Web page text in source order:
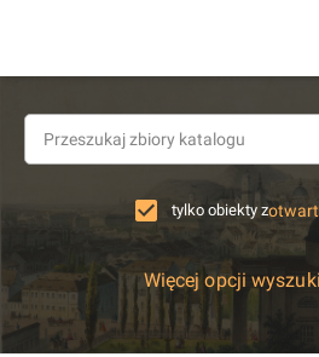
tylko obiekty z
Więcej opcji